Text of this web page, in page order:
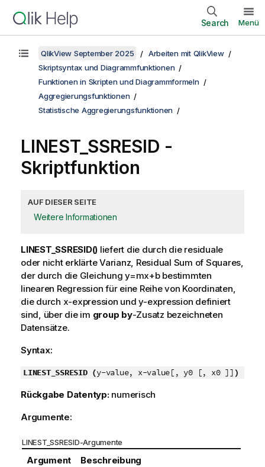
Search Menü
QlikView September 2025
Arbeiten mit QlikView
Skriptsyntax und Diagrammfunktionen
Funktionen in Skripten und Diagrammformeln
Aggregierungsfunktionen
Statistische Aggregierungsfunktionen
LINEST_SSRESID -
Skriptfunktion
AUF DIESER SEITE
Weitere Informationen
LINEST_SSRESID() liefert die durch die residuale
oder nicht erklärte Varianz, Residual Sum of Squares,
der durch die Gleichung y=mx+bbestimmten
linearen Regression für eine Reihe von Koordinaten,
die durch x-expression undy-expression definiert
sind, über die im group by-Zusatz bezeichneten
Datensätze.
Syntax:
LINEST_SSRESID (y-value, x-value[, y0 [, x0 ]] )
Rückgabe Datentyp: numerisch
Argumente:
LINEST_SSRESID-Argumente
Argument Beschreibung